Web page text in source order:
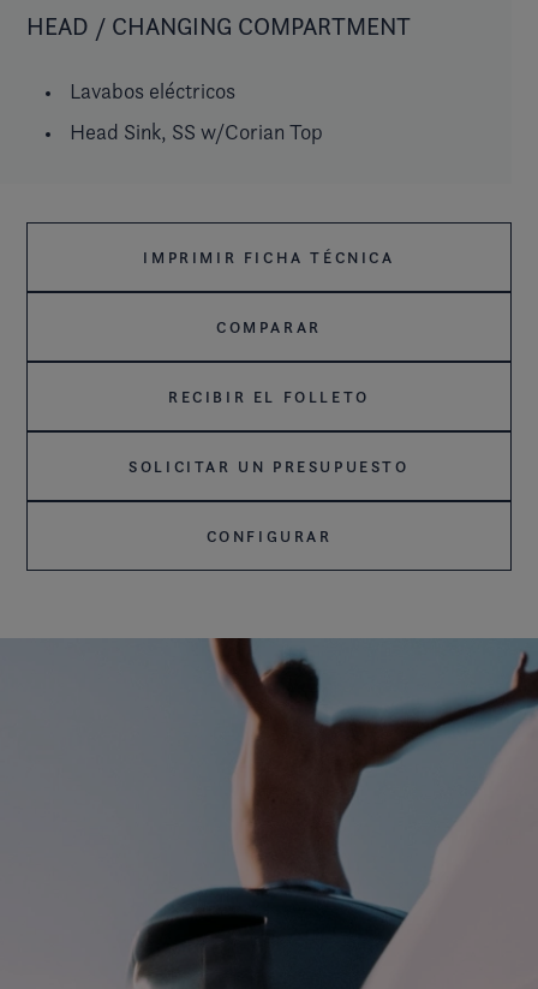
HEAD / CHANGING COMPARTMENT
Lavabos eléctricos
Head Sink, SS w/Corian Top
IMPRIMIR FICHA TÉCNICA
COMPARAR
RECIBIR EL FOLLETO
SOLICITAR UN PRESUPUESTO
CONFIGURAR